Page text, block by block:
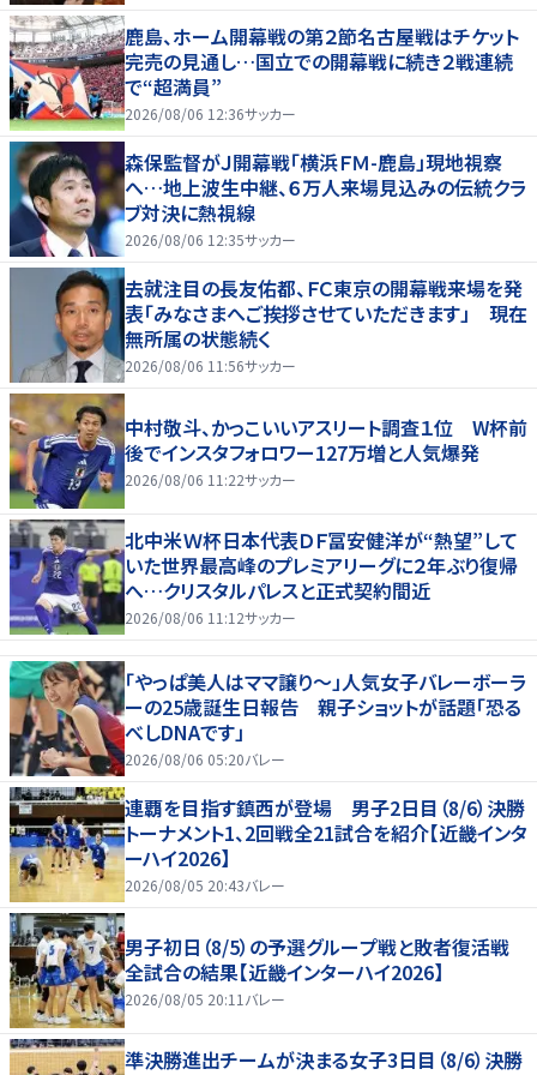
鹿島、ホーム開幕戦の第２節名古屋戦はチケット
完売の見通し…国立での開幕戦に続き２戦連続
で“超満員”
2026/08/06 12:36サッカー
森保監督がＪ開幕戦「横浜ＦＭ-鹿島」現地視察
へ…地上波生中継、６万人来場見込みの伝統クラ
ブ対決に熱視線
2026/08/06 12:35サッカー
去就注目の長友佑都、ＦＣ東京の開幕戦来場を発
表「みなさまへご挨拶させていただきます」 現在
無所属の状態続く
2026/08/06 11:56サッカー
中村敬斗、かっこいいアスリート調査１位 W杯前
後でインスタフォロワー127万増と人気爆発
2026/08/06 11:22サッカー
北中米Ｗ杯日本代表ＤＦ冨安健洋が“熱望”して
いた世界最高峰のプレミアリーグに２年ぶり復帰
へ…クリスタルパレスと正式契約間近
2026/08/06 11:12サッカー
「やっぱ美人はママ譲り～」人気女子バレーボーラ
ーの25歳誕生日報告 親子ショットが話題「恐る
べしDNAです」
2026/08/06 05:20バレー
連覇を目指す鎮西が登場 男子2日目（8/6）決勝
トーナメント1、2回戦全21試合を紹介【近畿インタ
ーハイ2026】
2026/08/05 20:43バレー
男子初日（8/5）の予選グループ戦と敗者復活戦
全試合の結果【近畿インターハイ2026】
2026/08/05 20:11 バレー
準決勝進出チームが決まる女子3日目（8/6）決勝